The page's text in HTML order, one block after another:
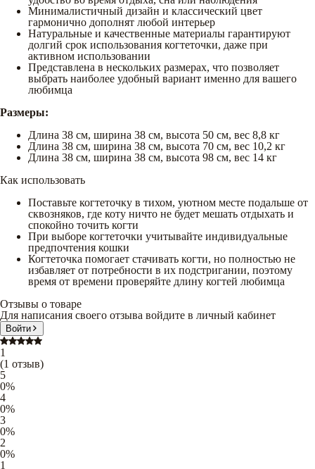
Минималистичный дизайн и классический цвет
гармонично дополнят любой интерьер
Натуральные и качественные материалы гарантируют
долгий срок использования когтеточки, даже при
активном использовании
Представлена в нескольких размерах, что позволяет
выбрать наиболее удобный вариант именно для вашего
любимца
Размеры:
Длина 38 см, ширина 38 см, высота 50 см, вес 8,8 кг
Длина 38 см, ширина 38 см, высота 70 см, вес 10,2 кг
Длина 38 см, ширина 38 см, высота 98 см, вес 14 кг
Как использовать
Поставьте когтеточку в тихом, уютном месте подальше от
сквозняков, где коту ничто не будет мешать отдыхать и
спокойно точить когти
При выборе когтеточки учитывайте индивидуальные
предпочтения кошки
Когтеточка помогает стачивать когти, но полностью не
избавляет от потребности в их подстригании, поэтому
время от времени проверяйте длину когтей любимца
Отзывы о товаре
Для написания своего отзыва войдите в личный кабинет
Войти
1
(1 отзыв)
5
0%
4
0%
3
0%
2
0%
1